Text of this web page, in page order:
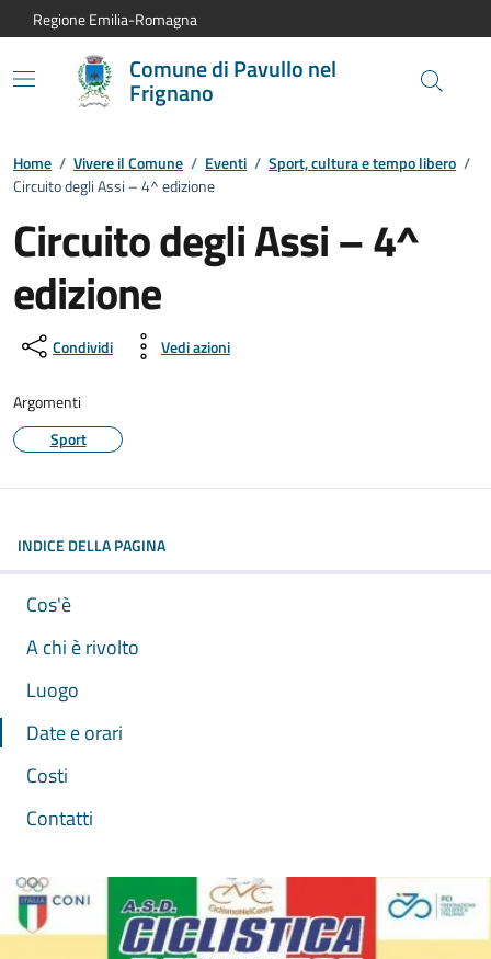
Vai al contenuto principale
Vai alla navigazione del sito
Vai al piede di pagina
Regione Emilia-Romagna
Comune di Pavullo nel
Frignano
Home / Vivere il Comune / Eventi / Sport, cultura e tempo libero /
Circuito degli Assi – 4^ edizione
Circuito degli Assi – 4^
edizione
Dettagli dell'evento:
Condividi Vedi azioni
Argomenti
Sport
INDICE DELLA PAGINA
Cos'è
A chi è rivolto
Luogo
Date e orari
Costi
Contatti